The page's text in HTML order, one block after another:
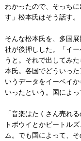
わかったので、そっち
す」松本氏はそう話す。
そんな松本氏を、多国
社が後押しした。「イ
うと。それで出してみ
本氏。各国でどういっ
いうデータをイーベイ
いったという。国によっ
「音楽はたくさん売れ
トボウイとかビートル
ム。でも国によって、